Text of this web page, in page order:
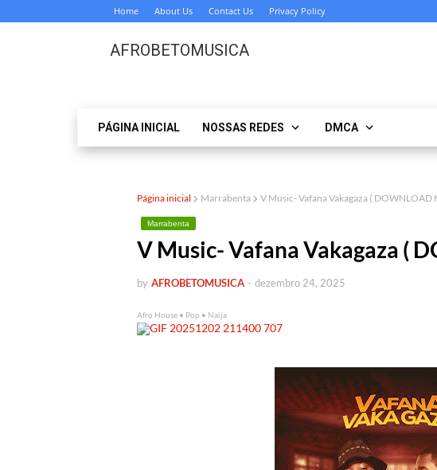
Home About Us Contact Us Privacy Policy
AFROBETOMUSICA
PÁGINA INICIAL NOSSAS REDES DMCA
Página inicial Marrabenta V Music- Vafana Vakagaza ( DOWNLOAD
Marrabenta
V Music- Vafana Vakagaza (
by AFROBETOMUSICA - dezembro 24, 2025
Afro House • Pop • Naija